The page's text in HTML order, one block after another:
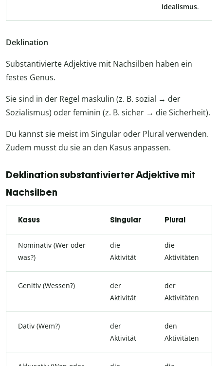
Idealismus.
Deklination
Substantivierte Adjektive mit Nachsilben haben ein
festes Genus.
Sie sind in der Regel maskulin (z. B. sozial → der
Sozialismus) oder feminin (z. B. sicher → die Sicherheit).
Du kannst sie meist im Singular oder Plural verwenden.
Zudem musst du sie an den Kasus anpassen.
Deklination substantivierter Adjektive mit
Nachsilben
Kasus Singular Plural
Nominativ (Wer oder
was?)
die
Aktivität
die
Aktivitäten
Genitiv (Wessen?)
der
Aktivität
der
Aktivitäten
Dativ (Wem?)
der
Aktivität
den
Aktivitäten